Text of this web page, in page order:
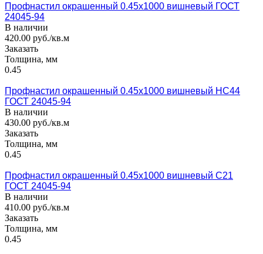
Профнастил окрашенный 0.45x1000 вишневый ГОСТ
24045-94
В наличии
420.00 руб./кв.м
Заказать
Толщина, мм
0.45
Профнастил окрашенный 0.45x1000 вишневый НС44
ГОСТ 24045-94
В наличии
430.00 руб./кв.м
Заказать
Толщина, мм
0.45
Профнастил окрашенный 0.45x1000 вишневый С21
ГОСТ 24045-94
В наличии
410.00 руб./кв.м
Заказать
Толщина, мм
0.45